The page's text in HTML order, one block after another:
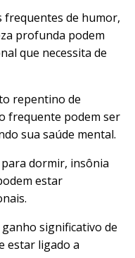
frequentes de humor,
profunda podem
que necessita de
repentino de
frequente podem ser
sua saúde mental.
dormir, insônia
estar
significativo de
estar ligado a